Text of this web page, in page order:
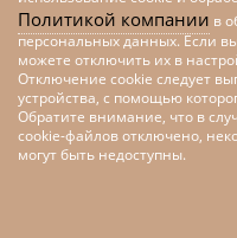
Меры
среднего
Политикой компании в
персональных данных. Если
можете отключить их в
Отключение cookie следует
устройства, с помощью
Обратите внимание, что в
cookie-файлов отключено,
могут быть недоступны.